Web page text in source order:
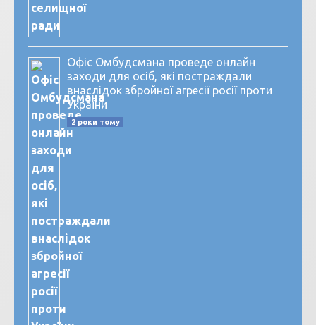
Офіс Омбудсмана проведе онлайн
заходи для осіб, які постраждали
внаслідок збройної агресії росії проти
України
2 роки тому